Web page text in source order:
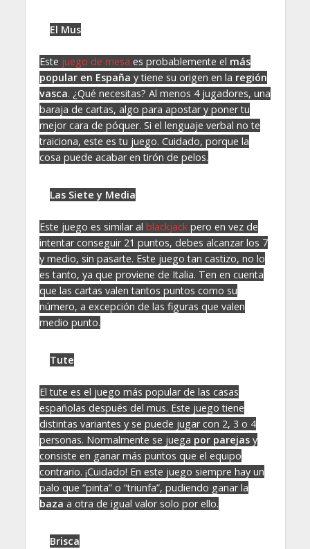
El Mus
Este juego de mesa es probablemente el más
popular en España y tiene su origen en la región
vasca. ¿Qué necesitas? Al menos 4 jugadores, una
baraja de cartas, algo para apostar y poner tu
mejor cara de póquer. Si el lenguaje verbal no te
traiciona, este es tu juego. Cuidado, porque la
cosa puede acabar en tirón de pelos.
Las Siete y Media
Este juego es similar al blackjackpero en vez de
intentar conseguir 21 puntos, debes alcanzar los 7
y medio, sin pasarte. Este juego tan castizo, no lo
es tanto, ya que proviene de Italia. Ten en cuenta
que las cartas valen tantos puntos como su
número, a excepción de las figuras que valen
medio punto.
Tute
El tute es el juego más popular de las casas
españolas después del mus. Este juego tiene
distintas variantes y se puede jugar con 2, 3 o 4
personas. Normalmente se juega por parejasy
consiste en ganar más puntos que el equipo
contrario. ¡Cuidado! En este juego siempre hay un
palo que “pinta” o “triunfa”, pudiendo ganar la
baza a otra de igual valor solo por ello.
Brisca